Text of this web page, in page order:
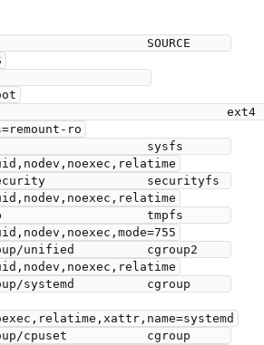
SOURCE
ext4
ro
sysfs
security              securityfs
tmpfs
unified          cgroup2
systemd          cgroup
cpuset           cgroup